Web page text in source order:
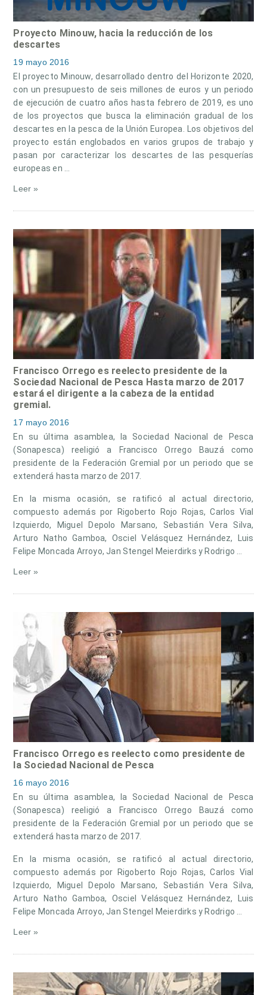
Proyecto Minouw, hacia la reducción de los
descartes
19 mayo 2016
El proyecto Minouw, desarrollado dentro del Horizonte 2020,
con un presupuesto de seis millones de euros y un periodo
de ejecución de cuatro años hasta febrero de 2019, es uno
de los proyectos que busca la eliminación gradual de los
descartes en la pesca de la Unión Europea. Los objetivos del
proyecto están englobados en varios grupos de trabajo y
pasan por caracterizar los descartes de las pesquerías
europeas en …
Leer »
Francisco Orrego es reelecto presidente de la
Sociedad Nacional de Pesca Hasta marzo de 2017
estará el dirigente a la cabeza de la entidad
gremial.
17 mayo 2016
En su última asamblea, la Sociedad Nacional de Pesca
(Sonapesca) reeligió a Francisco Orrego Bauzá como
presidente de la Federación Gremial por un periodo que se
extenderá hasta marzo de 2017.
En la misma ocasión, se ratificó al actual directorio,
compuesto además por Rigoberto Rojo Rojas, Carlos Vial
Izquierdo, Miguel Depolo Marsano, Sebastián Vera Silva,
Arturo Natho Gamboa, Osciel Velásquez Hernández, Luis
Felipe Moncada Arroyo, Jan Stengel Meierdirks y Rodrigo …
Leer »
Francisco Orrego es reelecto como presidente de
la Sociedad Nacional de Pesca
16 mayo 2016
En su última asamblea, la Sociedad Nacional de Pesca
(Sonapesca) reeligió a Francisco Orrego Bauzá como
presidente de la Federación Gremial por un periodo que se
extenderá hasta marzo de 2017.
En la misma ocasión, se ratificó al actual directorio,
compuesto además por Rigoberto Rojo Rojas, Carlos Vial
Izquierdo, Miguel Depolo Marsano, Sebastián Vera Silva,
Arturo Natho Gamboa, Osciel Velásquez Hernández, Luis
Felipe Moncada Arroyo, Jan Stengel Meierdirks y Rodrigo …
Leer »